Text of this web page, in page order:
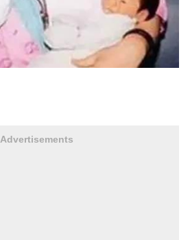
Advertisements